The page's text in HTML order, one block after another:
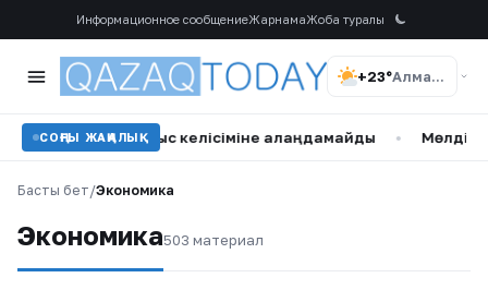
Информационное сообщениеЖарнамаЖоба туралы
+23° Алматы
СОҢҒЫ ЖАҢАЛЫҚ
қорғаныс келісіміне алаңдамайды • Мөлдір
Басты бет/Экономика
Экономика503 материал